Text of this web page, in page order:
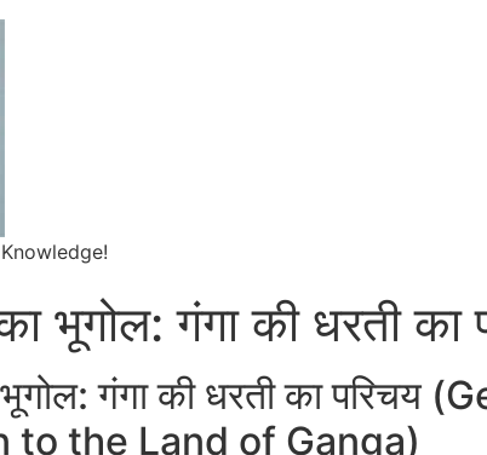
भूगोल: गंगा की धरती का
भूगोल: गंगा की धरती का
to the Land of Ganga)